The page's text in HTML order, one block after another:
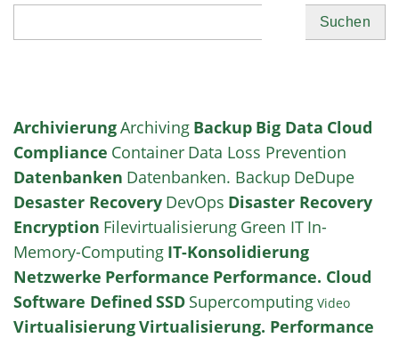
ArchivierungArchiving Backup Big Data Cloud
Compliance Container Data Loss Prevention
Datenbanken Datenbanken. Backup DeDupe
Desaster Recovery DevOps Disaster Recovery
Encryption Filevirtualisierung Green IT In-
Memory-Computing IT-Konsolidierung
Netzwerke Performance Performance. Cloud
Software Defined SSD Supercomputing Video
VirtualisierungVirtualisierung. Performance